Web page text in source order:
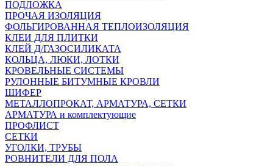
ПОДЛОЖКА
ПРОЧАЯ ИЗОЛЯЦИЯ
ФОЛЬГИРОВАННАЯ ТЕПЛОИЗОЛЯЦИЯ
КЛЕИ ДЛЯ ПЛИТКИ
КЛЕЙ Д/ГАЗОСИЛИКАТА
КОЛЬЦА, ЛЮКИ, ЛОТКИ
КРОВЕЛЬНЫЕ СИСТЕМЫ
РУЛОННЫЕ БИТУМНЫЕ КРОВЛИ
ШИФЕР
МЕТАЛЛОПРОКАТ, АРМАТУРА, СЕТКИ
АРМАТУРА и комплектующие
ПРОФЛИСТ
СЕТКИ
УГОЛКИ, ТРУБЫ
РОВНИТЕЛИ ДЛЯ ПОЛА